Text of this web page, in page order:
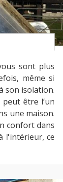
sont plus
même si
son isolation.
être l’un
une maison.
confort dans
l'intérieur, ce